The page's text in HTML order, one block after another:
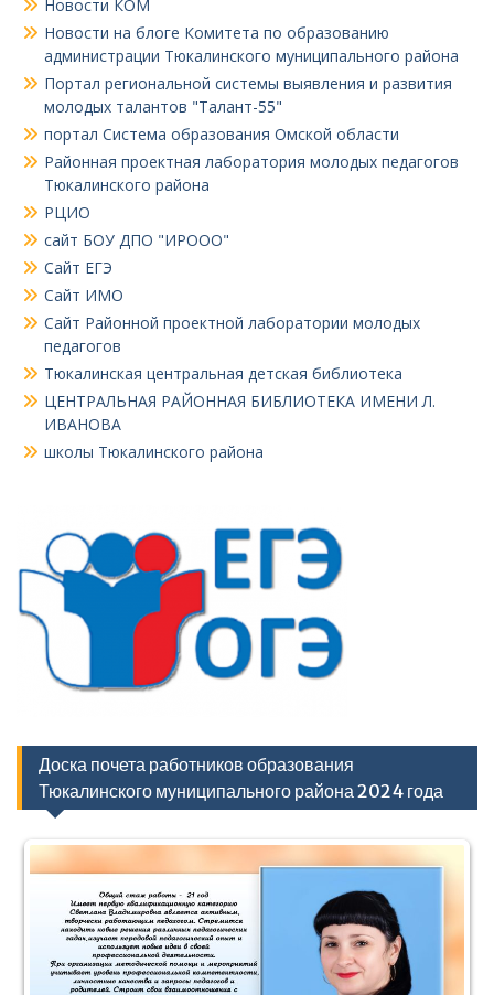
Новости КОМ
Новости на блоге Комитета по образованию
администрации Тюкалинского муниципального района
Портал региональной системы выявления и развития
молодых талантов "Талант-55"
портал Система образования Омской области
Районная проектная лаборатория молодых педагогов
Тюкалинского района
РЦИО
сайт БОУ ДПО "ИРООО"
Сайт ЕГЭ
Сайт ИМО
Сайт Районной проектной лаборатории молодых
педагогов
Тюкалинская центральная детская библиотека
ЦЕНТРАЛЬНАЯ РАЙОННАЯ БИБЛИОТЕКА ИМЕНИ Л.
ИВАНОВА
школы Тюкалинского района
Доска почета работников образования
Тюкалинского муниципального района 2024 года